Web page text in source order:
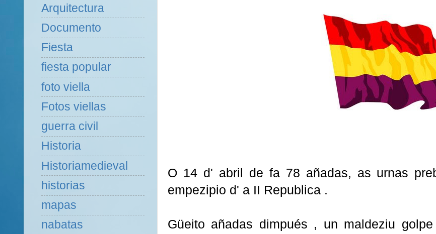
O 14 d' abril de fa 78 añadas, as urnas
empezipio d' a II Republica .
Güeito añadas dimpués , un maldeziu
Arquitectura
Documento
Fiesta
fiesta popular
foto viella
Fotos viellas
guerra civil
Historia
Historiamedieval
historias
mapas
nabatas